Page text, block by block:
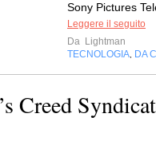
Sony Pictures
Leggere il seguito
Da Lightman
TECNOLOGIA DA
Creed